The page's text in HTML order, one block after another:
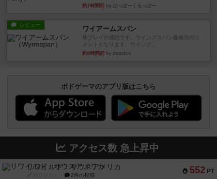
約7時間前 by ぽっぽーくるっぽー
レビュー ワイアームスパン
初プレイの感想です。ウイングスパン履修済のコ
メントとなります。ウイング...
約8時間前 by daisdice
ボドゲーマのアプリ版はこちら
アクセス数 急上昇中
552 PT
リワイルド：サウスアメリカ
2件の投稿